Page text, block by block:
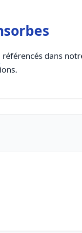
référencés dans